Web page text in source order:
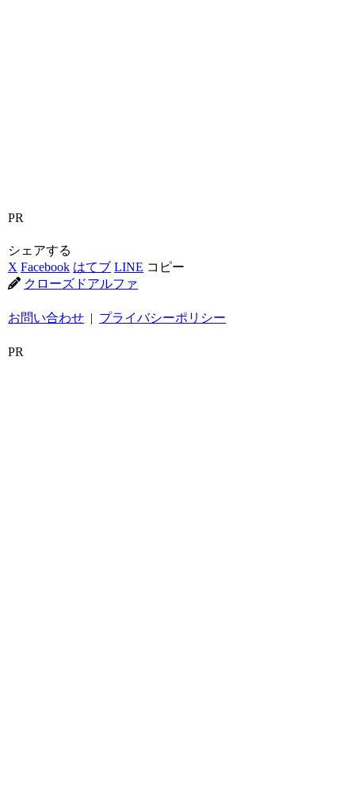
PR
シェアする
X Facebook はてブ LINE コピー
クローズドアルファ
お問い合わせ | プライバシーポリシー
PR